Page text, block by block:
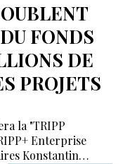
FONDS
DE
PROJETS
la "TRIPP
Enterprise
Konstantin